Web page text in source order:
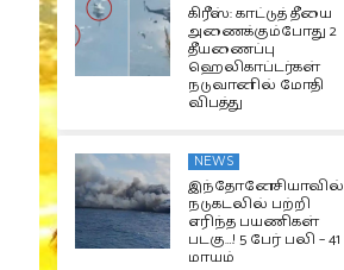
கிரீஸ்: காட்டுத் தீயை
அணைக்கும்போது 2
தீயணைப்பு
ஹெலிகாப்டர்கள்
நடுவானில் மோதி
விபத்து
NEWS
இந்தோனேசியாவில்
நடுகடலில் பற்றி
எரிந்த பயணிகள்
படகு…! 5 பேர் பலி – 41
மாயம்